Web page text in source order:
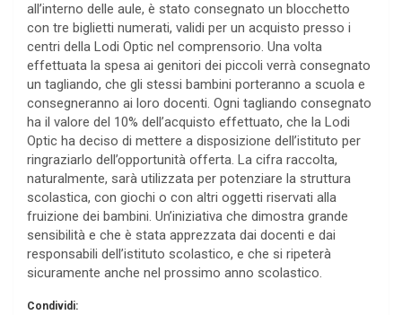
all’interno delle aule, è stato consegnato un blocchetto
con tre biglietti numerati, validi per un acquisto presso i
centri della Lodi Optic nel comprensorio. Una volta
effettuata la spesa ai genitori dei piccoli verrà consegnato
un tagliando, che gli stessi bambini porteranno a scuola e
consegneranno ai loro docenti. Ogni tagliando consegnato
ha il valore del 10% dell’acquisto effettuato, che la Lodi
Optic ha deciso di mettere a disposizione dell’istituto per
ringraziarlo dell’opportunità offerta. La cifra raccolta,
naturalmente, sarà utilizzata per potenziare la struttura
scolastica, con giochi o con altri oggetti riservati alla
fruizione dei bambini. Un’iniziativa che dimostra grande
sensibilità e che è stata apprezzata dai docenti e dai
responsabili dell’istituto scolastico, e che si ripeterà
sicuramente anche nel prossimo anno scolastico.
Condividi: